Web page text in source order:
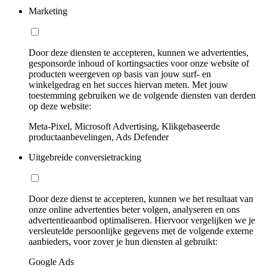
Marketing
Door deze diensten te accepteren, kunnen we advertenties,
gesponsorde inhoud of kortingsacties voor onze website of
producten weergeven op basis van jouw surf- en
winkelgedrag en het succes hiervan meten. Met jouw
toestemming gebruiken we de volgende diensten van derden
op deze website:
Meta-Pixel, Microsoft Advertising, Klikgebaseerde
productaanbevelingen, Ads Defender
Uitgebreide conversietracking
Door deze dienst te accepteren, kunnen we het resultaat van
onze online advertenties beter volgen, analyseren en ons
advertentieaanbod optimaliseren. Hiervoor vergelijken we je
versleutelde persoonlijke gegevens met de volgende externe
aanbieders, voor zover je hun diensten al gebruikt:
Google Ads